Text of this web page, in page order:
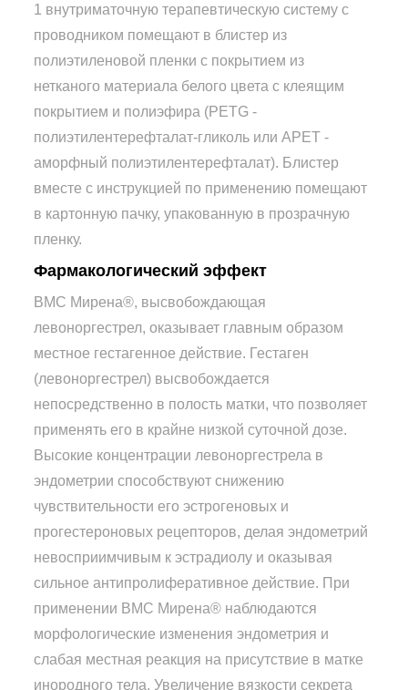
1 внутриматочную терапевтическую систему с
проводником помещают в блистер из
полиэтиленовой пленки с покрытием из
нетканого материала белого цвета с клеящим
покрытием и полиэфира (PETG -
полиэтилентерефталат-гликоль или АРЕТ -
аморфный полиэтилентерефталат). Блистер
вместе с инструкцией по применению помещают
в картонную пачку, упакованную в прозрачную
пленку.
Фармакологический эффект
ВМС Мирена®, высвобождающая
левоноргестрел, оказывает главным образом
местное гестагенное действие. Гестаген
(левоноргестрел) высвобождается
непосредственно в полость матки, что позволяет
применять его в крайне низкой суточной дозе.
Высокие концентрации левоноргестрела в
эндометрии способствуют снижению
чувствительности его эстрогеновых и
прогестероновых рецепторов, делая эндометрий
невосприимчивым к эстрадиолу и оказывая
сильное антипролиферативное действие. При
применении ВМС Мирена® наблюдаются
морфологические изменения эндометрия и
слабая местная реакция на присутствие в матке
инородного тела. Увеличение вязкости секрета